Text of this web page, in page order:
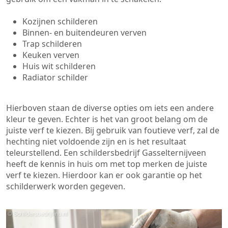
Kozijnen schilderen
Binnen- en buitendeuren verven
Trap schilderen
Keuken verven
Huis wit schilderen
Radiator schilder
Hierboven staan de diverse opties om iets een andere
kleur te geven. Echter is het van groot belang om de
juiste verf te kiezen. Bij gebruik van foutieve verf, zal de
hechting niet voldoende zijn en is het resultaat
teleurstellend. Een schildersbedrijf Gasselternijveen
heeft de kennis in huis om met top merken de juiste
verf te kiezen. Hierdoor kan er ook garantie op het
schilderwerk worden gegeven.